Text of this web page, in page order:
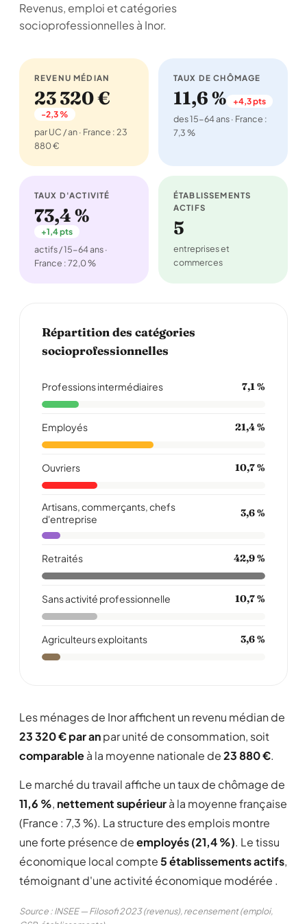
Revenus, emploi et catégories
socioprofessionnelles à Inor.
REVENU MÉDIAN
23 320 €
-2,3 %
par UC / an · France : 23
880 €
TAUX DE CHÔMAGE
11,6 % +4,3 pts
des 15-64 ans · France :
7,3 %
TAUX D'ACTIVITÉ
73,4 %
+1,4 pts
actifs / 15-64 ans ·
France : 72,0 %
ÉTABLISSEMENTS
ACTIFS
5
entreprises et
commerces
Répartition des catégories
socioprofessionnelles
Professions intermédiaires 7,1 %
Employés 21,4 %
Ouvriers 10,7 %
Artisans, commerçants, chefs
d'entreprise
3,6 %
Retraités 42,9 %
Sans activité professionnelle 10,7 %
Agriculteurs exploitants 3,6 %
Les ménages de Inor affichent un revenu médian de
23 320 € par anpar unité de consommation, soit
comparableà la moyenne nationale de23 880 €.
Le marché du travail affiche un taux de chômage de
11,6 %, nettement supérieurà la moyenne française
(France : 7,3 %). La structure des emplois montre
une forte présence deemployés (21,4 %). Le tissu
économique local compte5 établissements actifs,
témoignant d'une activité économique modérée .
Source : INSEE — Filosofi 2023 (revenus), recensement (emploi,